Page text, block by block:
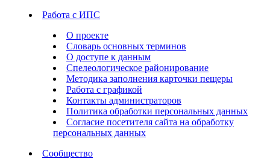
Работа с ИПС
О проекте
Словарь основных терминов
О доступе к данным
Спелеологическое районирование
Методика заполнения карточки пещеры
Работа с графикой
Контакты администраторов
Политика обработки персональных данных
Согласие посетителя сайта на обработку
персональных данных
Сообщество